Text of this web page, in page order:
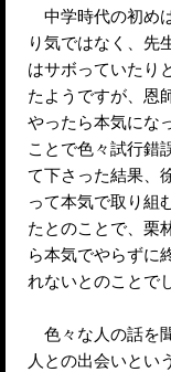
中学時代の初め
り気ではなく、先
はサボっていたり
たようですが、恩
やったら本気にな
ことで色々試行錯
て下さった結果、
って本気で取り組
たとのことで、栗
ら本気でやらずに
れないとのことで
色々な人の話を
人との出会いとい